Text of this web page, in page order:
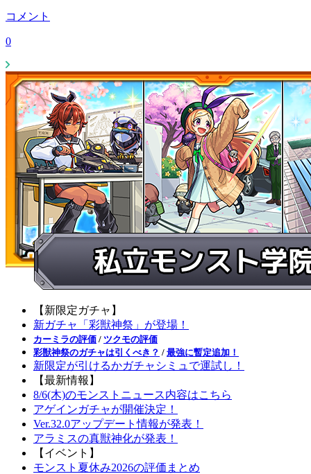
コメント
0
【新限定ガチャ】
新ガチャ「彩獣神祭」が登場！
カーミラの評価 / ツクモの評価
彩獣神祭のガチャは引くべき？ / 最強に暫定追加！
新限定が引けるかガチャシミュで運試し！
【最新情報】
8/6(木)のモンストニュース内容はこちら
アゲインガチャが開催決定！
Ver.32.0アップデート情報が発表！
アラミスの真獣神化が発表！
【イベント】
モンスト夏休み2026の評価まとめ